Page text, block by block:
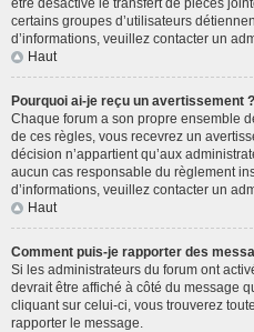
être désactivé le transfert de pièces
certains groupes d’utilisateurs
d’informations, veuillez contacter un
Haut
Pourquoi ai-je reçu un avertissement ?
Chaque forum a son propre ensemble
de ces règles, vous recevrez un
décision n’appartient qu’aux
aucun cas responsable du règlement
d’informations, veuillez contacter un
Haut
Comment puis-je rapporter des
Si les administrateurs du forum ont
devrait être affiché à côté du message
cliquant sur celui-ci, vous trouverez
rapporter le message.